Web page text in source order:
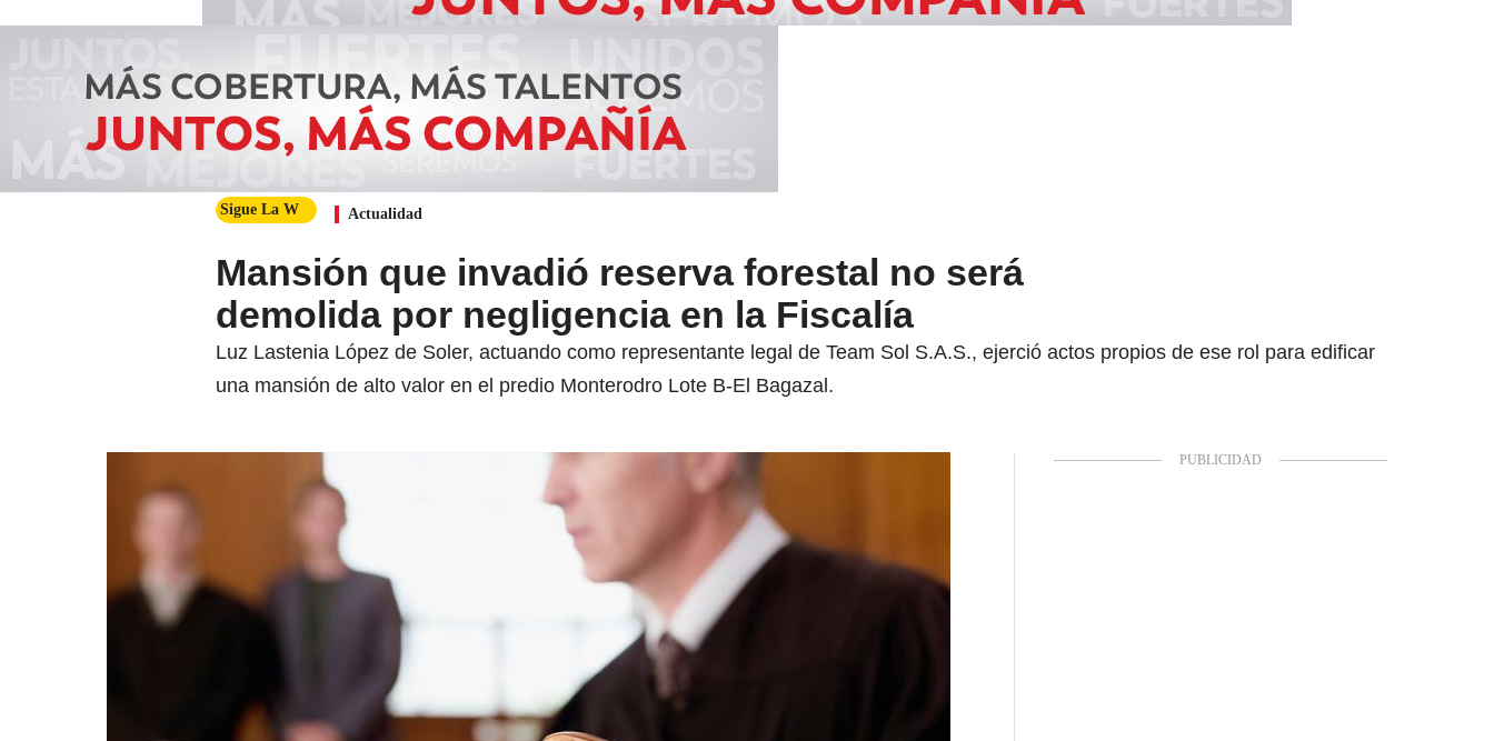
Sigue La W Actualidad
Mansión que invadió reserva forestal no será
demolida por negligencia en la Fiscalía
Luz Lastenia López de Soler, actuando como representante legal de Team Sol S.A.S., ejerció actos propios de ese rol para edificar
una mansión de alto valor en el predio Monterodro Lote B-El Bagazal.